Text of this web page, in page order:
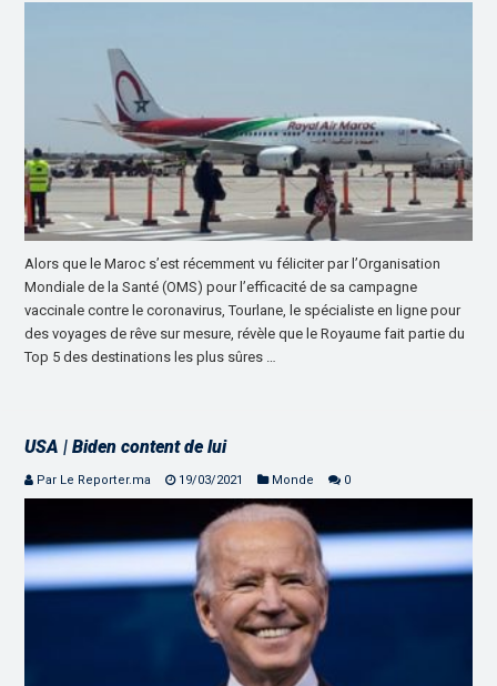
Alors que le Maroc s’est récemment vu féliciter par l’Organisation
Mondiale de la Santé (OMS) pour l’efficacité de sa campagne
vaccinale contre le coronavirus, Tourlane, le spécialiste en ligne pour
des voyages de rêve sur mesure, révèle que le Royaume fait partie du
Top 5 des destinations les plus sûres …
USA | Biden content de lui
Par Le Reporter.ma 19/03/2021 Monde 0